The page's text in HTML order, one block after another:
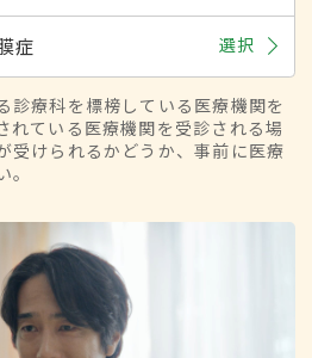
症 選択
療科を標榜している医療機関を
れている医療機関を受診される場
受けられるかどうか、事前に医療